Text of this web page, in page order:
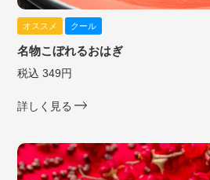
オススメ クール
名物こぼれるおはぎ
税込 349円
詳しく見る